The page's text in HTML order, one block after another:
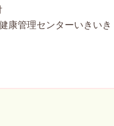
康管理センターいきい